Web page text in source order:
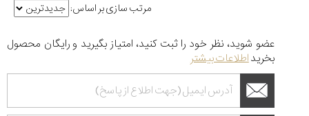
مرتب سازی بر اساس:
عضو شوید، نظر خود را ثبت کنید، امتیاز بگیرید و رایگان محصول
بخریداطلاعات بیشتر